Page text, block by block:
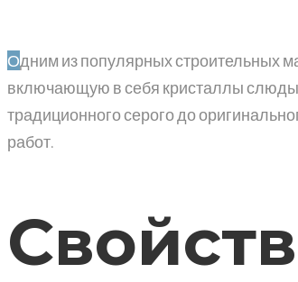
Одним из популярных строительных материалов, созданных самой природой, является гранит. Он представляет собой магматическую горную породу,
включающую в себя кристаллы слюды,
традиционного серого до
работ.